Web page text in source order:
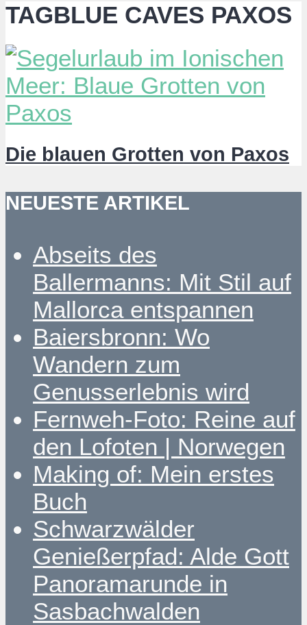
TAGBLUE CAVES PAXOS
Die blauen Grotten von Paxos
NEUESTE ARTIKEL
Abseits des
Ballermanns: Mit Stil auf
Mallorca entspannen
Baiersbronn: Wo
Wandern zum
Genusserlebnis wird
Fernweh-Foto: Reine auf
den Lofoten | Norwegen
Making of: Mein erstes
Buch
Schwarzwälder
Genießerpfad: Alde Gott
Panoramarunde in
Sasbachwalden